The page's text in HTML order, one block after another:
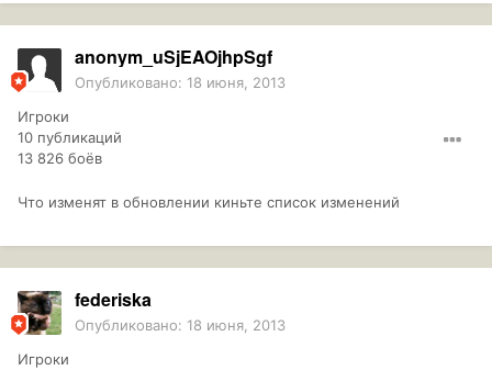
anonym_uSjEAOjhpSgf
Опубликовано: 18 июня, 2013
Игроки
10 публикаций
13 826 боёв
Что изменят в обновлении киньте список изменений
federiska
Опубликовано: 18 июня, 2013
Игроки